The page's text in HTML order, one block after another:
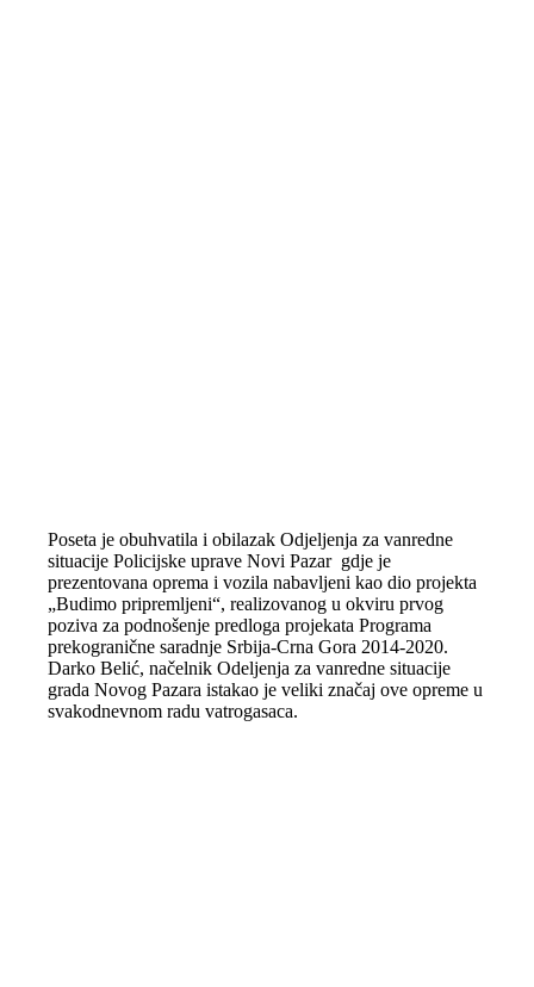
Poseta je obuhvatila i obilazak Odjeljenja za vanredne
situacije Policijske uprave Novi Pazar gdje je
prezentovana oprema i vozila nabavljeni kao dio projekta
„Budimo pripremljeni“, realizovanog u okviru prvog
poziva za podnošenje predloga projekata Programa
prekogranične saradnje Srbija-Crna Gora 2014-2020.
Darko Belić, načelnik Odeljenja za vanredne situacije
grada Novog Pazara istakao je veliki značaj ove opreme u
svakodnevnom radu vatrogasaca.